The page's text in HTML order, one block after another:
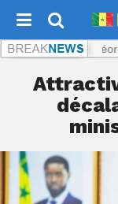
: Théorie